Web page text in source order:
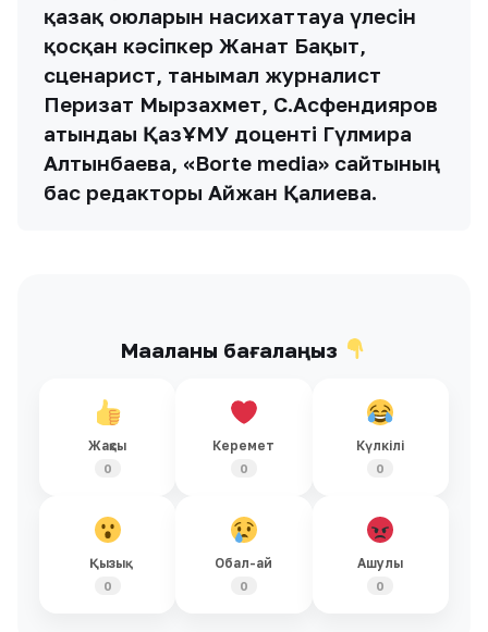
қазақ оюларын насихаттауға үлесін
қосқан кәсіпкер Жанат Бақыт,
сценарист, танымал журналист
Перизат Мырзахмет, С.Асфендияров
атындағы ҚазҰМУ доценті Гүлмира
Алтынбаева, «Borte media» сайтының
бас редакторы Айжан Қалиева.
Мақаланы бағалаңыз
Жақсы
0
Керемет
0
Күлкілі
0
Қызық
0
Обал-ай
0
Ашулы
0